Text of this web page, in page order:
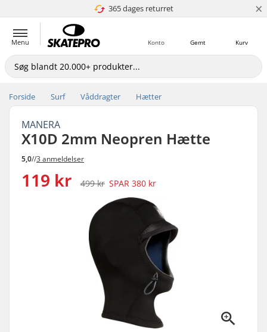
365 dages returret
4.8 ud af 5 ×
Menu Kurv
Gemt
Konto
Forside Surf Våddragter Hætter
MANERA
X10D 2mm Neopren Hætte
5,0//3 anmeldelser
119 kr 499 kr SPAR 380 kr